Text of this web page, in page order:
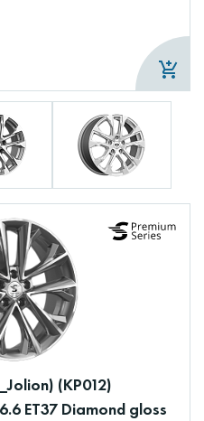
(КР012)
ET37 Diamond gloss